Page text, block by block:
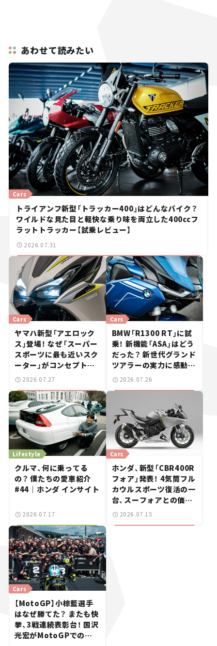
あわせて読みたい
Cars
トライアンフ新型「トラッカー400」はどんなバイク？
ワイルドな見た目と軽快な乗り味を両立した400ccフ
ラットトラッカー【試乗レビュー】
2026.07.31
Cars
ヤマハ新型「アエロック
ス」登場！ なぜ「スーパー
スポーツに最も近いスク
ーター」がコンセプトな
のか？【新車ニュース】
2026.07.27
Cars
BMW「R1300 RT」に試
乗！ 新機能「ASA」はどう
だった？ 新世代グランド
ツアラーの実力に感動
【試乗レビュー】
2026.07.26
Lifestyle
クルマ、何に乗ってる
の？ 僕たちの愛車紹介
#44｜ホンダ インサイト
2026.07.17
Cars
ホンダ、新型「CBR400R
フォア」発表！ 4気筒フル
カウルスポーツ復活の一
台、スーフォアとの価格
差は20万円【新車ニュー
2026.07.15
Cars
【MotoGP】小椋藍選手
はなぜ勝てた？ またも快
挙、3戦連続表彰台！ 国沢
光宏がMotoGPでの快